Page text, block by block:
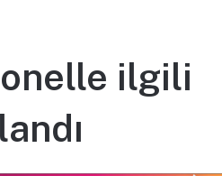
ilgili